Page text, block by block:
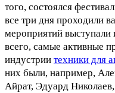
того, состоялся
все три дня проходили
мероприятий
всего, самые активные
индустрии техники для
них были, например,
Айрат, Эдуард